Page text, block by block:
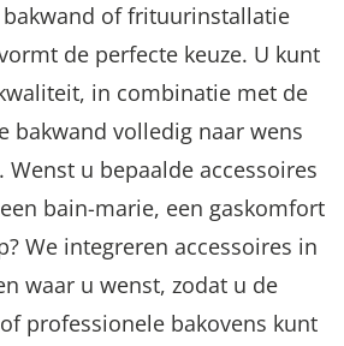
of frituurinstallatie
de perfecte keuze. U kunt
in combinatie met de
bakwand volledig naar wens
Wenst u bepaalde accessoires
bain-marie, een gaskomfort
We integreren accessoires in
waar u wenst, zodat u de
professionele bakovens kunt